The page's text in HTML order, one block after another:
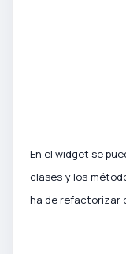
En el widget se
clases y los
ha de refactorizar